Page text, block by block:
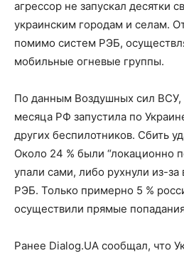
агрессор не запускал десятки
украинским городам и селам.
помимо систем РЭБ,
мобильные огневые группы.
По данным Воздушных сил ВСУ,
месяца РФ запустила по
других беспилотников. Сбить
Около 24 % были “локационно
упали сами, либо рухнули из-за
РЭБ. Только примерно 5 %
осуществили прямые
Ранее Dialog.UA сообщал, что